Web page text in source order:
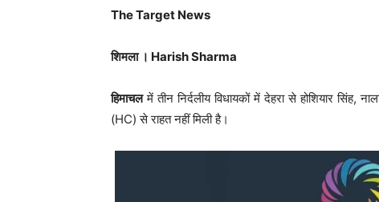
The Target News
शिमला । Harish Sharma
हिमाचलमें तीन निर्दलीय विधायकों में देहरा से होशियार सिंह,
(HC) से राहत नहीं मिली है।